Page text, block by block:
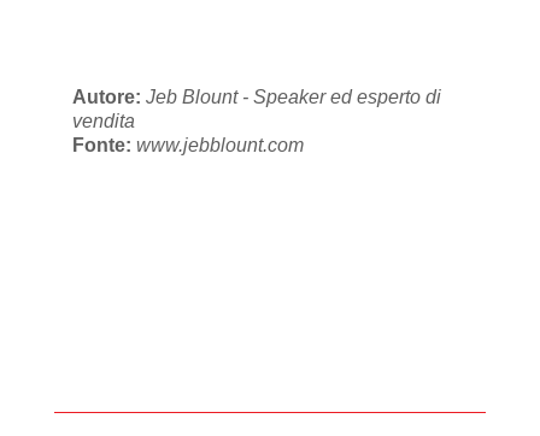
Autore: Jeb Blount - Speaker ed esperto di
vendita
Fonte: www.jebblount.com